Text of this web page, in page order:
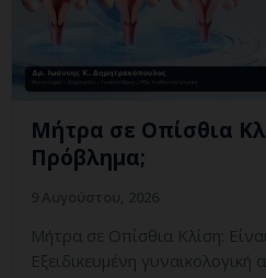
Μήτρα σε Οπίσθια
Πρόβλημα;
Μήτρα σε Οπίσθια Κλίση:
Εξειδικευμένη γυναικολογική